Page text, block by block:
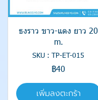
ธงราว ขาว-แดง ยาว 20
m.
SKU : TP-ET-015
฿40
เพิ่มลงตะกร้า